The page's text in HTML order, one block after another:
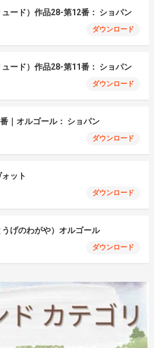
ード）作品28-第12番： ショパン
ダウンロード
ード）作品28-第11番： ショパン
ダウンロード
｜オルゴール： ショパン
ダウンロード
ット
ダウンロード
げのわがや）オルゴール
ダウンロード